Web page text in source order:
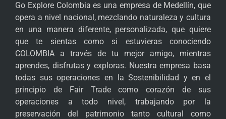
Go Explore Colombia es una empresa de Medellín, que
opera a nivel nacional, mezclando naturaleza y cultura
en una manera diferente, personalizada, que quiere
que te sientas como si estuvieras conociendo
COLOMBIA a través de tu mejor amigo, mientras
aprendes, disfrutas y exploras. Nuestra empresa basa
todas sus operaciones en la Sostenibilidad y en el
principio de Fair Trade como corazón de sus
operaciones a todo nivel, trabajando por la
preservación del patrimonio tanto cultural como